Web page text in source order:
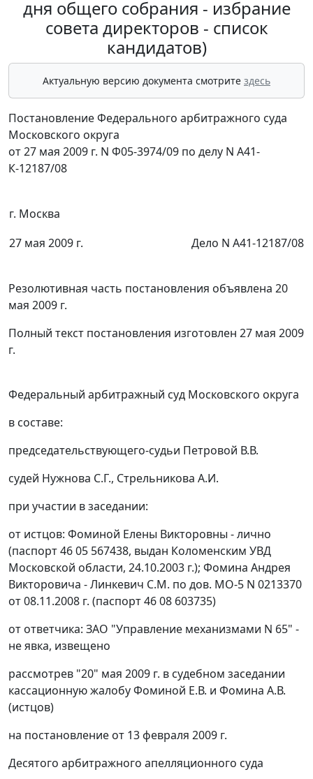
дня общего собрания - избрание
совета директоров - список
кандидатов)
Актуальную версию документа смотрите здесь
Постановление Федерального арбитражного суда
Московского округа
от 27 мая 2009 г. N Ф05-3974/09 по делу N А41-
К-12187/08
г. Москва
27 мая 2009 г.
Дело N А41-12187/08
Резолютивная часть постановления объявлена 20
мая 2009 г.
Полный текст постановления изготовлен 27 мая 2009
г.
Федеральный арбитражный суд Московского округа
в составе:
председательствующего-судьи Петровой В.В.
судей Нужнова С.Г., Стрельникова А.И.
при участии в заседании:
от истцов: Фоминой Елены Викторовны - лично
(паспорт 46 05 567438, выдан Коломенским УВД
Московской области, 24.10.2003 г.); Фомина Андрея
Викторовича - Линкевич С.М. по дов. МО-5 N 0213370
от 08.11.2008 г. (паспорт 46 08 603735)
от ответчика: ЗАО "Управление механизмами N 65" -
не явка, извещено
рассмотрев "20" мая 2009 г. в судебном заседании
кассационную жалобу Фоминой Е.В. и Фомина А.В.
(истцов)
на постановление от 13 февраля 2009 г.
Десятого арбитражного апелляционного суда